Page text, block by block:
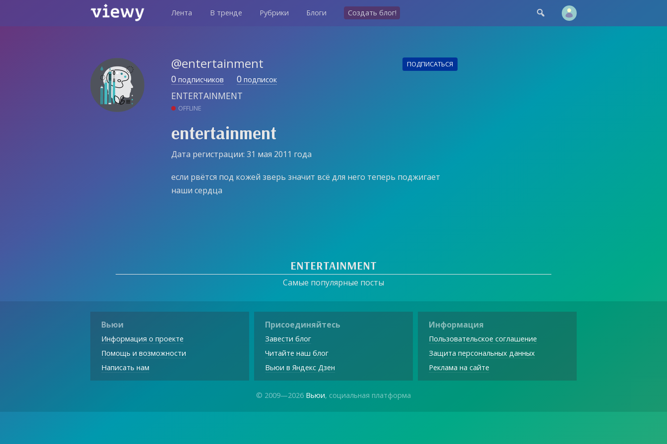
Лента В тренде Рубрики Блоги Создать блог! 
@entertainment ПОДПИСАТЬСЯ
0 подписчиков 0 подписок
ENTERTAINMENT
OFFLINE
entertainment
Дата регистрации: 31 мая 2011 года
если рвётся под кожей зверь значит всё для него теперь поджигает
наши сердца
ENTERTAINMENT
Самые популярные посты
Вьюи
Информация о проекте
Помощь и возможности
Написать нам
Присоединяйтесь
Завести блог
Читайте наш блог
Вьюи в Яндекс Дзен
Информация
Пользовательское соглашение
Защита персональных данных
Реклама на сайте
© 2009—2026 Вьюи, социальная платформа